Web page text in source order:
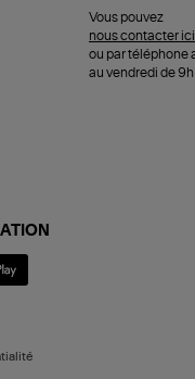
Vous pouvez
nous contacter ici
ou par téléphone
au vendredi de 9h